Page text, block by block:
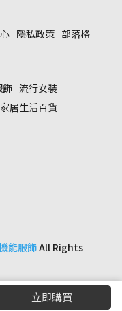
完成
立即購買
隱私政策 部落格
飾 流行女裝
家居生活百貨
能服飾All Rights